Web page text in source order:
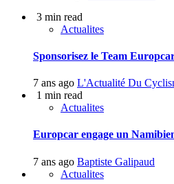
3 min read
Actualites
Sponsorisez le Team
7 ans ago L'Actualité Du
1 min read
Actualites
Europcar engage un
7 ans ago Baptiste Galipaud
Actualites